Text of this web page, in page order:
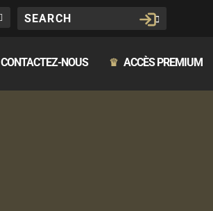
CONTACTEZ-NOUS ♛ ACCÈS PREMIUM